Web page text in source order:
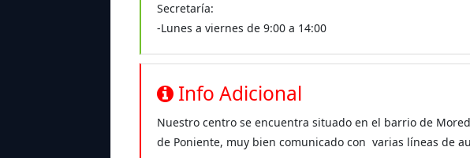
Secretaría:
-Lunes a viernes de 9:00 a 14:00
Info Adicional
Nuestro centro se encuentra situado en el barrio de
de Poniente, muy bien comunicado con varias líneas de